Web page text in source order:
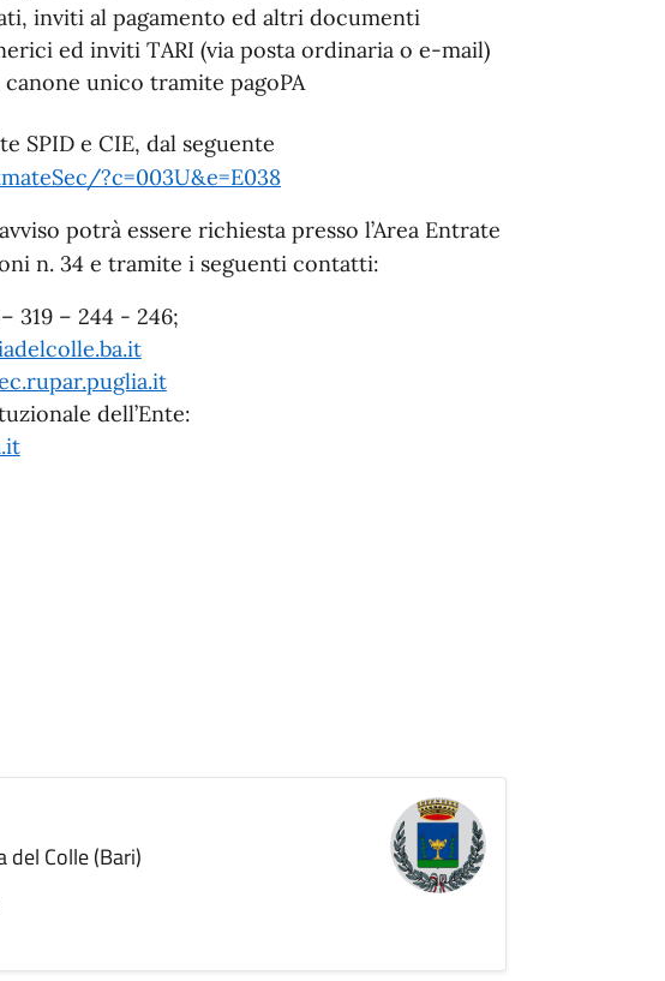
inviti al pagamento ed altri documenti
ed inviti TARI (via posta ordinaria o e-mail)
unico tramite pagoPA
SPID e CIE, dal seguente
?c=003U&e=E038
potrà essere richiesta presso l’Area Entrate
n. 34 e tramite i seguenti contatti:
319 – 244 - 246;
dell’Ente:
Colle (Bari)